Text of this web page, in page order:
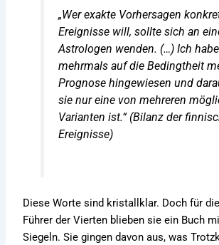
„Wer exakte Vorhersagen
Ereignisse will, sollte sich an
Astrologen wenden. (…) Ich habe
mehrmals auf die Bedingtheit
Prognose hingewiesen und
sie nureine von mehreren
Varianten ist.“ (Bilanz der
Ereignisse)
Diese Worte sind kristallklar. Doch für
Führer der Vierten blieben sie ein Buch
Siegeln. Sie gingen davon aus, was